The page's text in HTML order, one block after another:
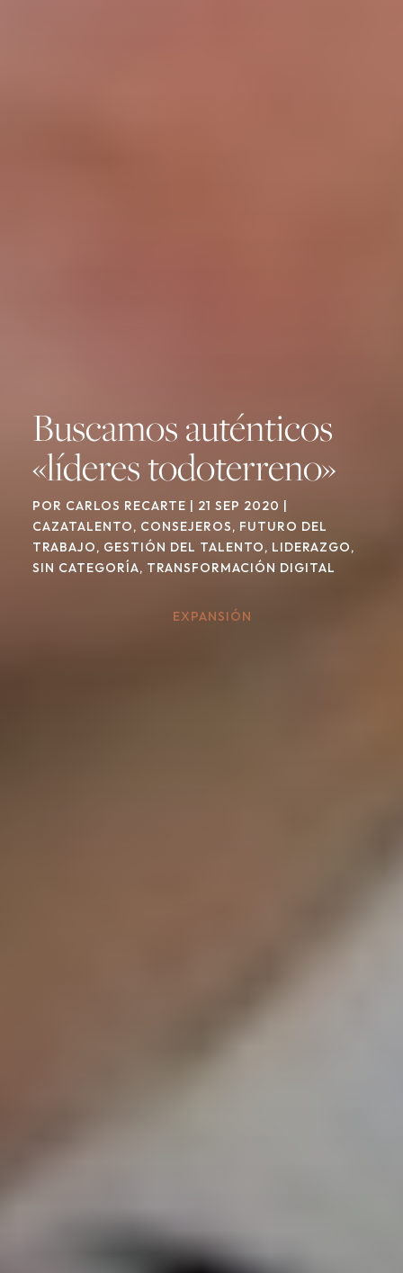
Buscamos auténticos
«líderes todoterreno»
POR CARLOS RECARTE | 21 SEP 2020 |
CAZATALENTO, CONSEJEROS, FUTURO DEL
TRABAJO, GESTIÓN DEL TALENTO, LIDERAZGO,
SIN CATEGORÍA, TRANSFORMACIÓN DIGITAL
EXPANSIÓN